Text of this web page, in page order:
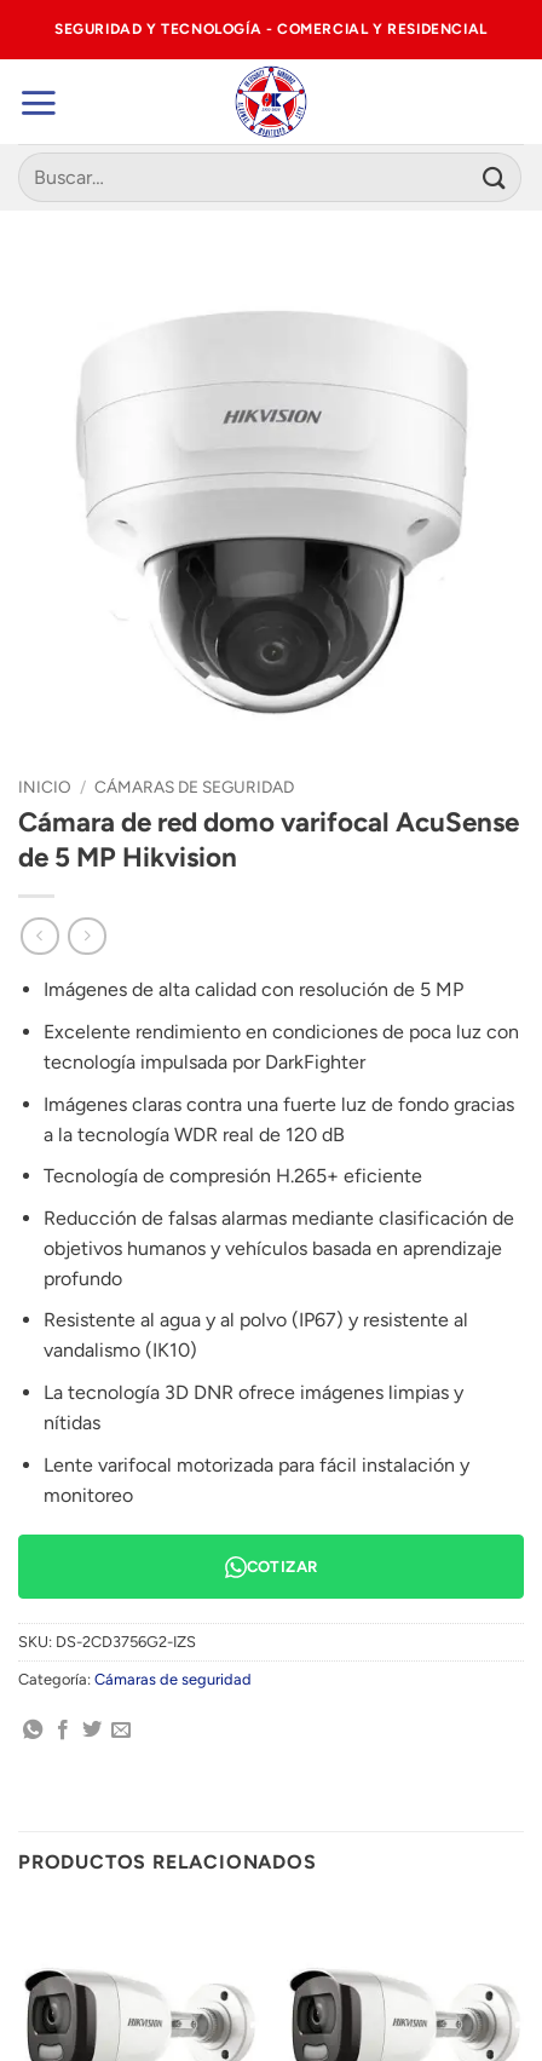
SEGURIDAD Y TECNOLOGÍA - COMERCIAL Y RESIDENCIAL
Buscar
por:
INICIO / CÁMARAS DE SEGURIDAD
Cámara de red domo varifocal AcuSense
de 5 MP Hikvision
Imágenes de alta calidad con resolución de 5 MP
Excelente rendimiento en condiciones de poca luz con
tecnología impulsada por DarkFighter
Imágenes claras contra una fuerte luz de fondo gracias
a la tecnología WDR real de 120 dB
Tecnología de compresión H.265+ eficiente
Reducción de falsas alarmas mediante clasificación de
objetivos humanos y vehículos basada en aprendizaje
profundo
Resistente al agua y al polvo (IP67) y resistente al
vandalismo (IK10)
La tecnología 3D DNR ofrece imágenes limpias y
nítidas
Lente varifocal motorizada para fácil instalación y
monitoreo
COTIZAR
SKU: DS-2CD3756G2-IZS
Categoría: Cámaras de seguridad
PRODUCTOS RELACIONADOS